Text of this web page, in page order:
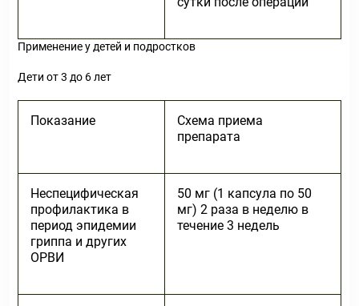
Применение у детей и подростков
Дети от 3 до 6 лет
Показание
Схема приема
препарата
Неспецифическая
профилактика в
период эпидемии
гриппа и других
ОРВИ
50 мг (1 капсула по 50
мг) 2 раза в неделю в
течение 3 недель